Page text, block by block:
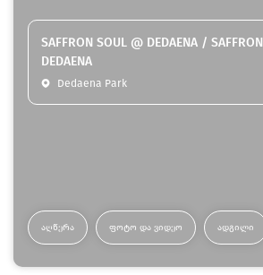
SAFFRON SOUL @ DEDAENA /
DEDAENA
Dedaena Park
ᲐᲦᲬᲔᲠᲐ ᲤᲝᲢᲝ ᲓᲐ ᲕᲘᲓᲔᲝ ᲐᲓᲒᲘᲚᲘ